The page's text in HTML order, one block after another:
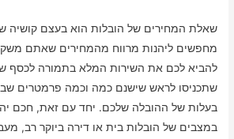
שאלת המחירים של הובלות הוא בעצם
מחפשים ליהנות מרווח מהמחירים שאתם
להביא לכם את השירות המלא בתמורה לכסף
שתכניסו לראש שישנם כמה וכמה פרמטרים
בעלות של ההובלה שלכם. יחד עם זאת, חכם
במצבים של הובלות בית או דירה ביוקר רב,